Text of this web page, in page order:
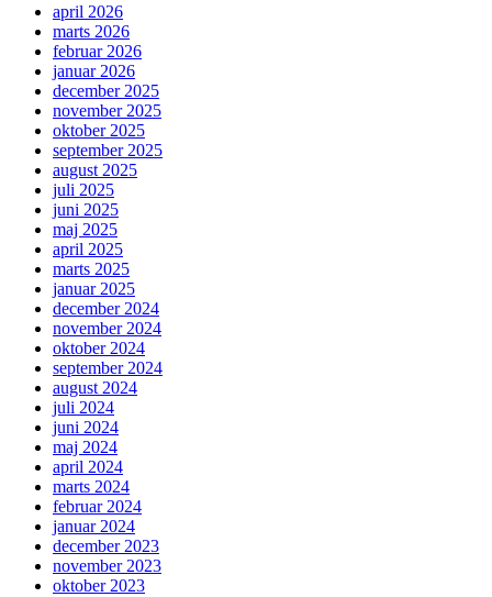
april 2026
marts 2026
februar 2026
januar 2026
december 2025
november 2025
oktober 2025
september 2025
august 2025
juli 2025
juni 2025
maj 2025
april 2025
marts 2025
januar 2025
december 2024
november 2024
oktober 2024
september 2024
august 2024
juli 2024
juni 2024
maj 2024
april 2024
marts 2024
februar 2024
januar 2024
december 2023
november 2023
oktober 2023